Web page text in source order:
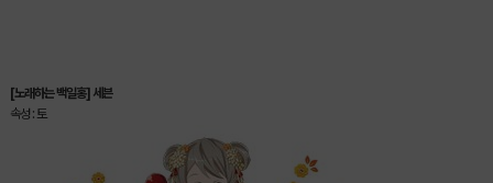
[노래하는 백일홍] 세븐
속성 : 토